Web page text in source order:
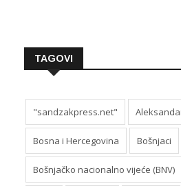
TAGOVI
"sandzakpress.net"
Bosna i Hercegovina Bošnjaci
Bošnjačko nacionalno vijeće (BNV)